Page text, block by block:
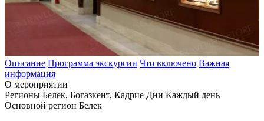
Описание Программа экскурсии Что включено Важная
информация
О мероприятии
Регионы Белек, Богазкент, Кадрие Дни Каждый день
Основной регион Белек